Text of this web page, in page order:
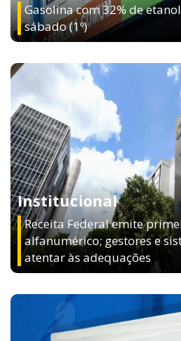
Gasolina com 32% de
sábado (1º)
Institucional
Receita Federal emite
alfanumérico; gestores e
atentar às adequações